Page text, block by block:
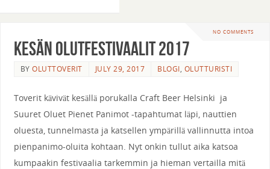
NO COMMENTS
Kesän Olutfestivaalit 2017
BYOLUTTOVERIT JULY 29, 2017 BLOGI, OLUTTURISTI
Toverit kävivät kesällä porukalla Craft Beer Helsinki ja
Suuret Oluet Pienet Panimot -tapahtumat läpi, nauttien
oluesta, tunnelmasta ja katsellen ympärillä vallinnutta intoa
pienpanimo-oluita kohtaan. Nyt onkin tullut aika katsoa
kumpaakin festivaalia tarkemmin ja hieman vertailla mitä